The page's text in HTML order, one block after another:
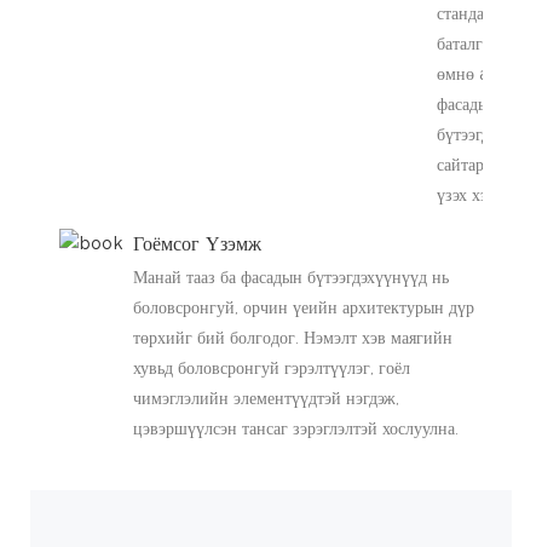
стандартыг
өмнө atlade,
фасадын
сайтар
үзэх хэрэгтэй.
Гоёмсог Үзэмж
Манай тааз ба фасадын бүтээгдэхүүнүүд нь
боловсронгуй, орчин үеийн архитектурын дүр
төрхийг бий болгодог. Нэмэлт хэв маягийн
хувьд боловсронгуй гэрэлтүүлэг, гоёл
чимэглэлийн элементүүдтэй нэгдэж,
цэвэршүүлсэн тансаг зэрэглэлтэй хослуулна.